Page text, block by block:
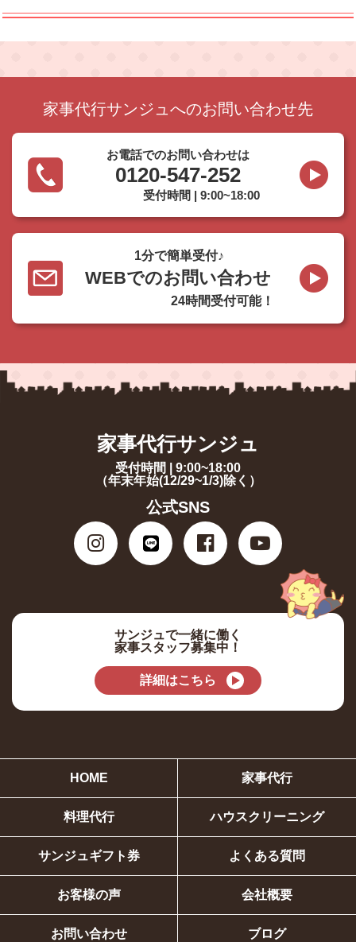
家事代行サンジュへのお問い合わせ先
お電話でのお問い合わせは
0120-547-252
受付時間 | 9:00~18:00
1分で簡単受付♪
WEBでのお問い合わせ
24時間受付可能！
家事代行サンジュ
受付時間 | 9:00~18:00
（年末年始(12/29~1/3)除く）
公式SNS
サンジュで一緒に働く
家事スタッフ募集中！
詳細はこちら
HOME 家事代行
料理代行 ハウスクリーニング
サンジュギフト券 よくある質問
お客様の声 会社概要
お問い合わせ ブログ